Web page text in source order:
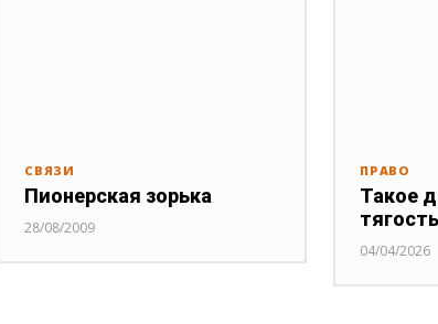
СВЯЗИ
Пионерская зорька
28/08/2009
ПРАВО
Такое
тягость
04/04/2026